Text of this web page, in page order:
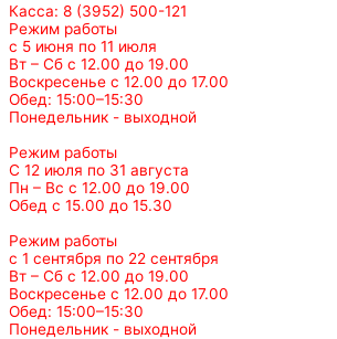
Касса: 8 (3952) 500-121
Режим работы
с 5 июня по 11 июля
Вт – Сб с 12.00 до 19.00
Воскресенье с 12.00 до 17.00
Обед: 15:00–15:30
Понедельник - выходной
Режим работы
С 12 июля по 31 августа
Пн – Вс с 12.00 до 19.00
Обед с 15.00 до 15.30
Режим работы
с 1 сентября по 22 сентября
Вт – Сб с 12.00 до 19.00
Воскресенье с 12.00 до 17.00
Обед: 15:00–15:30
Понедельник - выходной